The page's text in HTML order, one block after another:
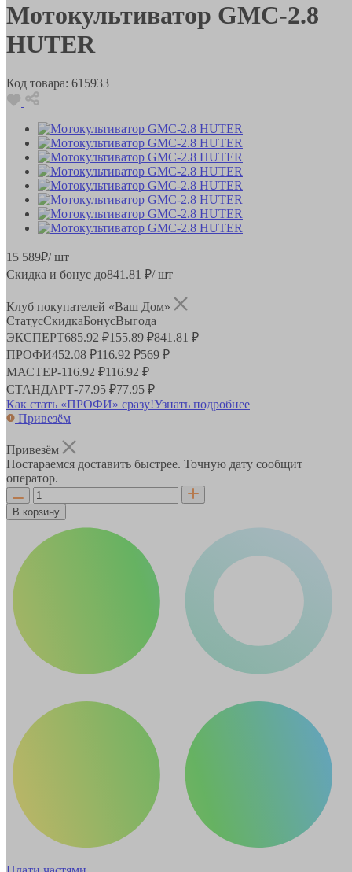
Мотокультиватор GMC-2.8
HUTER
Код товара: 615933
15 589₽/ шт
Скидка и бонус до841.81 ₽/ шт
Клуб покупателей «Ваш Дом»
СтатусСкидкаБонусВыгода
ЭКСПЕРТ685.92 ₽155.89 ₽841.81 ₽
ПРОФИ452.08 ₽116.92 ₽569 ₽
МАСТЕР-116.92 ₽116.92 ₽
СТАНДАРТ-77.95 ₽77.95 ₽
Как стать «ПРОФИ» сразу!Узнать подробнее
Привезём
Привезём
Постараемся доставить быстрее. Точную дату сообщит
оператор.
В корзину